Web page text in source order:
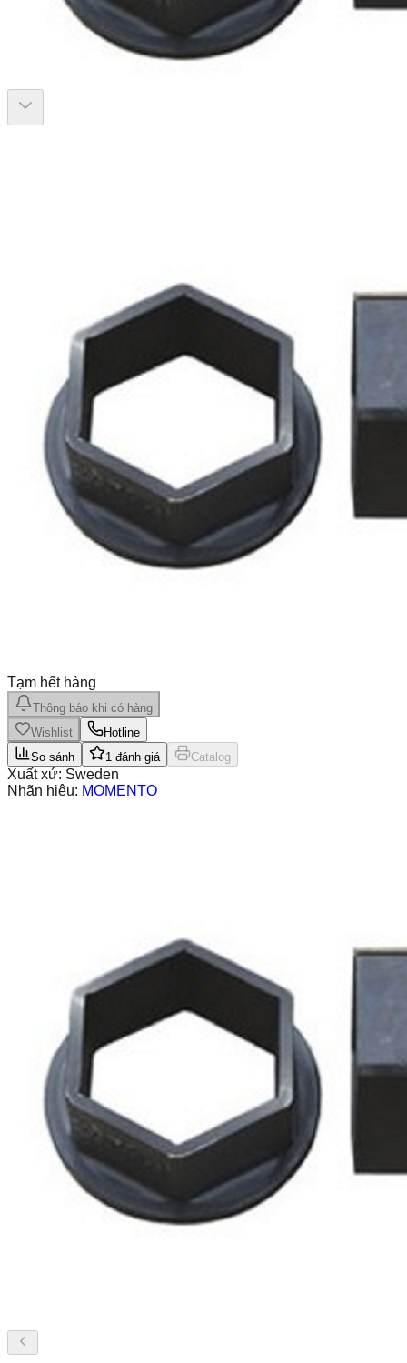
Tạm hết hàng
Thông báo khi có hàng
Wishlist
Hotline
So sánh
1 đánh giá Catalog
Xuất xứ: Sweden
Nhãn hiệu: MOMENTO